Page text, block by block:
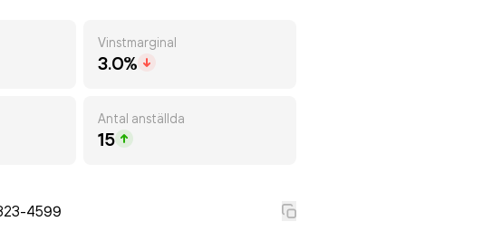
Vinstmarginal
3.0%
Antal anställda
15
4599